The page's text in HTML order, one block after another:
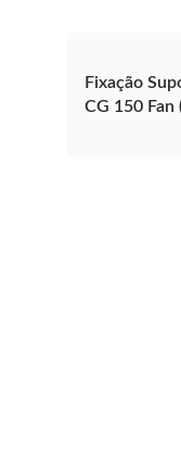
Fixação
CG 150 Fan